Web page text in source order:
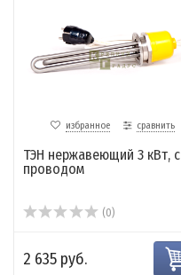
избранное сравнить
ТЭН нержавеющий 3 кВт, с
проводом
(0)
2 635 руб.